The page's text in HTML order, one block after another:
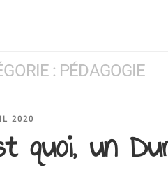
: PÉDAGOGIE
2020
quoi, un